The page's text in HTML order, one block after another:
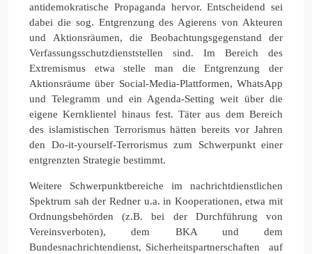
antidemokratische Propaganda hervor. Entscheidend sei
dabei die sog. Entgrenzung des Agierens von Akteuren
und Aktionsräumen, die Beobachtungsgegenstand der
Verfassungsschutzdienststellen sind. Im Bereich des
Extremismus etwa stelle man die Entgrenzung der
Aktionsräume über Social-Media-Plattformen, WhatsApp
und Telegramm und ein Agenda-Setting weit über die
eigene Kernklientel hinaus fest. Täter aus dem Bereich
des islamistischen Terrorismus hätten bereits vor Jahren
den Do-it-yourself-Terrorismus zum Schwerpunkt einer
entgrenzten Strategie bestimmt.
Weitere Schwerpunktbereiche im nachrichtdienstlichen
Spektrum sah der Redner u.a. in Kooperationen, etwa mit
Ordnungsbehörden (z.B. bei der Durchführung von
Vereinsverboten), dem BKA und dem
Bundesnachrichtendienst, Sicherheitspartnerschaften auf